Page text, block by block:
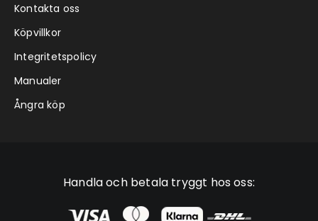
Kontakta oss
Köpvillkor
Integritetspolicy
Manualer
Ångra köp
Handla och betala tryggt hos oss: